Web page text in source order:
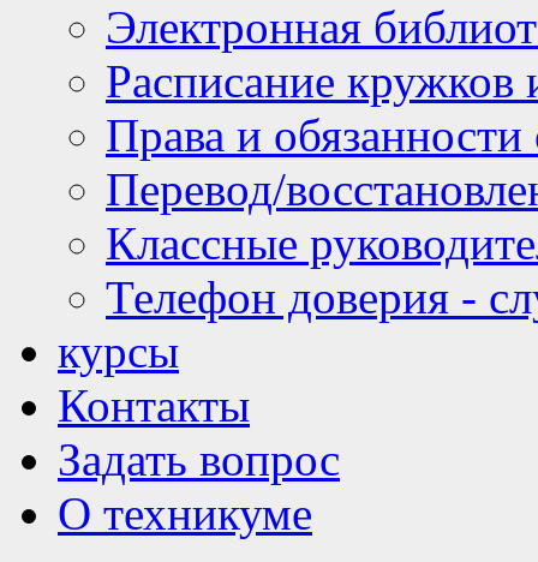
Электронная
Расписание кружков
Права и
Перевод/
Классные
Телефон доверия -
курсы
Контакты
Задать вопрос
О техникуме